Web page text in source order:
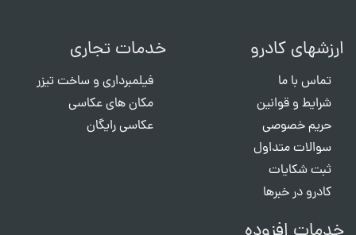
ارزشهای کادرو
تماس با ما
شرایط و قوانین
حریم خصوصی
سوالات متداول
ثبت شکایات
کادرو در خبرها
خدمات تجاری
فیلمبرداری و ساخت تیزر
مکان های عکاسی
عکاسی رایگان